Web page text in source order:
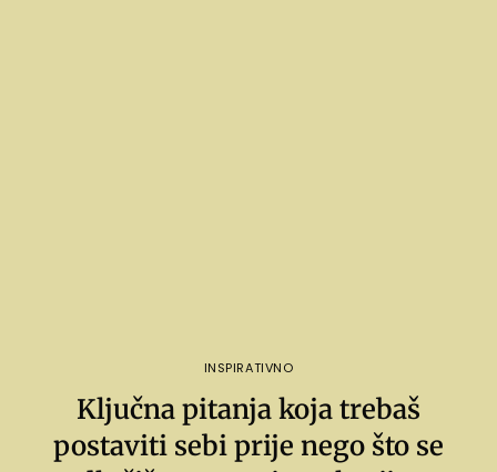
INSPIRATIVNO
Ključna pitanja koja trebaš
postaviti sebi prije nego što se